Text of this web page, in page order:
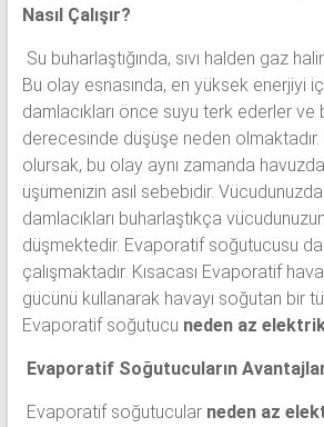
Nasıl Çalışır?
Su buharlaştığında, sıvı halden gaz
Bu olay esnasında, en yüksek enerjiyi
damlacıkları önce suyu terk ederler ve
derecesinde düşüşe neden
olursak, bu olay aynı zamanda
üşümenizin asıl sebebidir.
damlacıkları buharlaştıkça vücudunuzun
düşmektedir. Evaporatif soğutucusu da
çalışmaktadır. Kısacası Evaporatif
gücünü kullanarak havayı soğutan bir
Evaporatif soğutucu neden az
Evaporatif Soğutucuların
Evaporatif soğutucular neden az